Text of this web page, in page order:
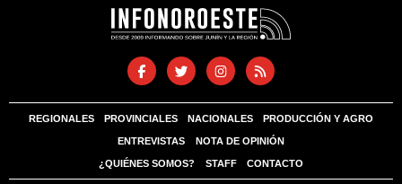
REGIONALES PROVINCIALES NACIONALES PRODUCCIÓN Y AGRO
ENTREVISTAS NOTA DE OPINIÓN
¿QUIÉNES SOMOS? STAFF CONTACTO